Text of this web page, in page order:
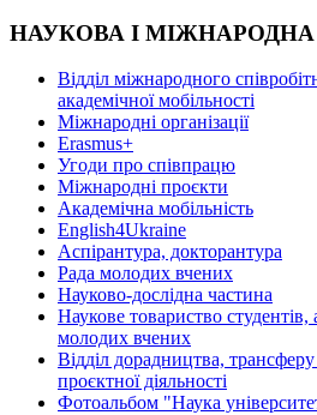
НАУКОВА І МІЖНАРОДНА
Відділ міжнародного
академічної мобільності
Міжнародні організації
Erasmus+
Угоди про співпрацю
Міжнародні проєкти
Академічна мобільність
English4Ukraine
Аспірантура, докторантура
Рада молодих вчених
Науково-дослідна частина
Наукове товариство студентів,
молодих вчених
Відділ дорадництва,
проєктної діяльності
Фотоальбом "Наука